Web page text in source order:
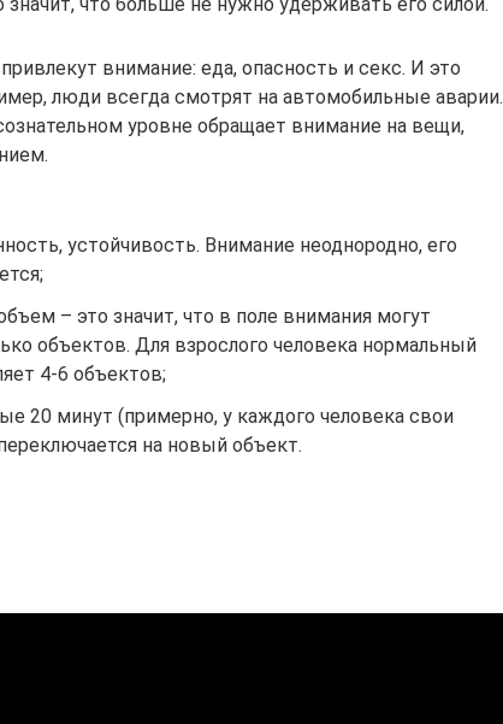
внимание: еда, опасность и секс. И это
люди всегда смотрят на автомобильные аварии.
уровне обращает внимание на вещи,
устойчивость. Внимание неоднородно, его
– это значит, что в поле внимания могут
объектов. Для взрослого человека нормальный
4-6 объектов;
20 минут (примерно, у каждого человека свои
на новый объект.